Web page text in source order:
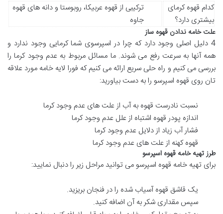
کدام قهوه کرمای
بیشتری دارد؟
ترکیبی از قهوه عربیکا، روبوستا و دانه های قهوه
جاوه
علت خامه ندادن قهوه ساز
4 دلیل اصلی وجود دارد که چرا در اسپرسوی شما کرمایی وجود ندارد و
همه آنها به سرعت رفع می شوند. ما مسائل مربوط به عدم وجود کرما را
بررسی می‌ کنیم و راه‌ حلی سریع ارائه می‌ کنیم که فورا لایه خامه مورد علاقه‌
تان روی قهوه اسپرسو را به دست بیاورید:
نسبت نادرست قهوه به آب از علت های عدم وجود کرما
اندازه پودر قهوه اشتباه از علل عدم وجود کرما
فشار آب زیاد از دلایل عدم وجود کرما
قهوه کهنه از علت های عدم وجود کرما
طرز تهیه خامه قهوه اسپرسو
برای تهیه خامه قهوه اسپرسو می توانید مراحل زیر را دنبال نمایید:
یک قاشق قهوه آسیاب شده را در فنجان بریزید.
سپس مقداری شکر به آن اضافه کنید.